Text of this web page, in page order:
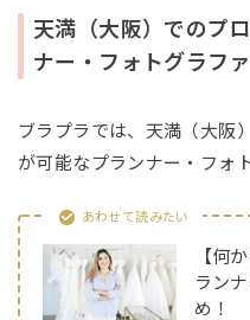
天満（大阪）でのプ
ナー・フォトグラフ
ブラプラでは、天満（大阪
が可能なプランナー・フォ
あわせて読みたい
【何
ラン
め！